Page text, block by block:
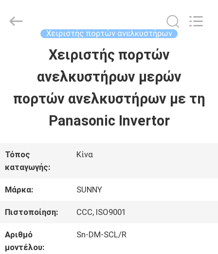
ΠΡΟΪΌΝΤΑ
ΠΕΡΊΠΟΥ
ΕΜΕΊΣ
ΕΡΓΟΣΤΑΣΊΩΝ
SUNNY
Χειριστής πορτών ανελκυστήρων
Χειριστής πορτών
ανελκυστήρων μερών
πορτών ανελκυστήρων με τη
Panasonic Invertor
Τόπος
καταγωγής:
Κίνα
Μάρκα: SUNNY
Πιστοποίηση: CCC, ISO9001
Αριθμό
μοντέλου:
Sn-DM-SCL/R